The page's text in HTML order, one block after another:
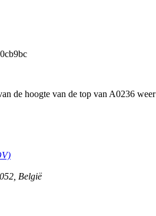
de hoogte van de top van A0236 weer
België